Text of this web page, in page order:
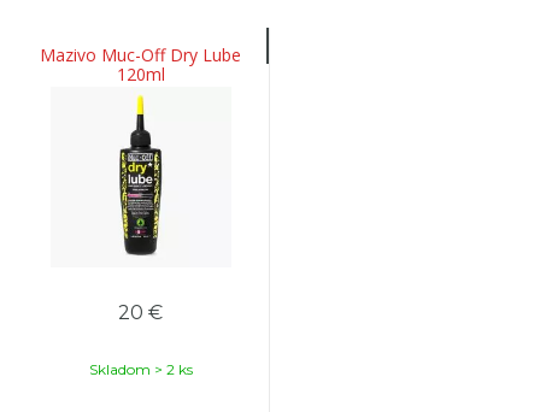
Mazivo Muc-Off Dry Lube
120ml
20 €
Skladom > 2 ks